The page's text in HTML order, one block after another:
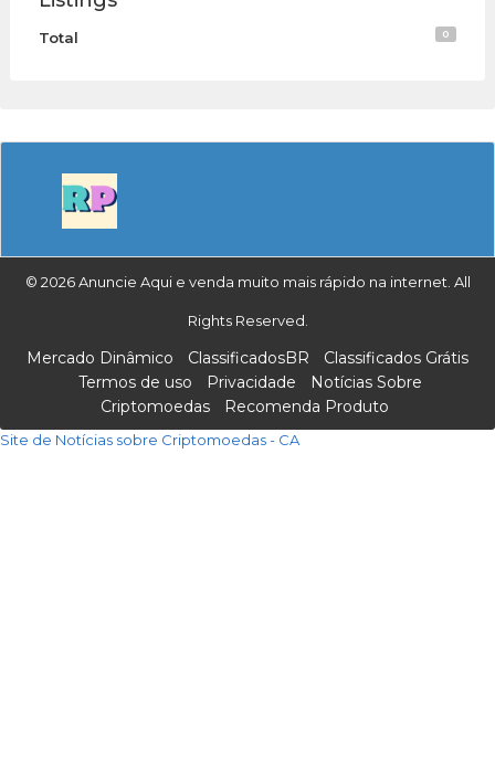
Total 0
© 2026 Anuncie Aqui e venda muito mais rápido na internet. All
Rights Reserved.
Mercado Dinâmico ClassificadosBR
Classificados Grátis
Termos de uso
Privacidade
Notícias Sobre
Criptomoedas
Recomenda Produto
Site de Notícias sobre Criptomoedas - CA